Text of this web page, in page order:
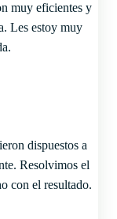
muy eficientes y
Les estoy muy
dispuestos a
Resolvimos el
con el resultado.